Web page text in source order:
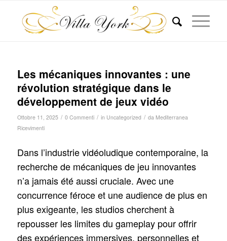
Les mécaniques innovantes : une
révolution stratégique dans le
développement de jeux vidéo
Ottobre 11, 2025 / 0 Commenti / in Uncategorized / da Mediterranea
Ricevimenti
Dans l’industrie vidéoludique contemporaine, la
recherche de mécaniques de jeu innovantes
n’a jamais été aussi cruciale. Avec une
concurrence féroce et une audience de plus en
plus exigeante, les studios cherchent à
repousser les limites du gameplay pour offrir
des expériences immersives, personnelles et